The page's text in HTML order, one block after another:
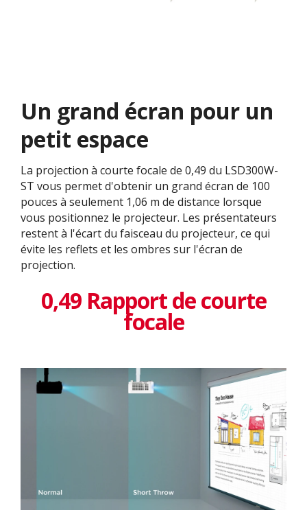
Un grand écran pour un
petit espace
La projection à courte focale de 0,49 du LSD300W-
ST vous permet d'obtenir un grand écran de 100
pouces à seulement 1,06 m de distance lorsque
vous positionnez le projecteur. Les présentateurs
restent à l'écart du faisceau du projecteur, ce qui
évite les reflets et les ombres sur l'écran de
projection.
0,49 Rapport de courte
focale​